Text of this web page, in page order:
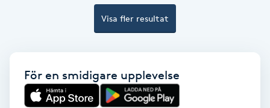
Eyeliner-tatuering
Visa fler resultat
För en smidigare upplevelse